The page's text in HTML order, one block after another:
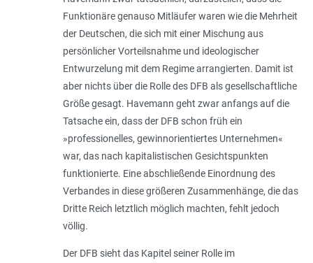
Funktionäre genauso Mitläufer waren wie die Mehrheit
der Deutschen, die sich mit einer Mischung aus
persönlicher Vorteilsnahme und ideologischer
Entwurzelung mit dem Regime arrangierten. Damit ist
aber nichts über die Rolle des DFB als gesellschaftliche
Größe gesagt. Havemann geht zwar anfangs auf die
Tatsache ein, dass der DFB schon früh ein
»professionelles, gewinnorientiertes Unternehmen«
war, das nach kapitalistischen Gesichtspunkten
funktionierte. Eine abschließende Einordnung des
Verbandes in diese größeren Zusammenhänge, die das
Dritte Reich letztlich möglich machten, fehlt jedoch
völlig.
Der DFB sieht das Kapitel seiner Rolle im